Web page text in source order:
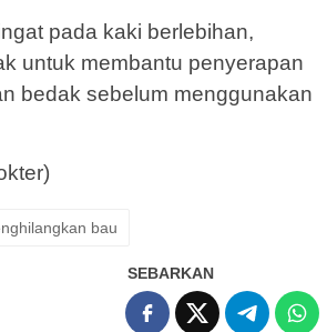
pada kaki berlebihan,
untuk membantu penyerapan
bedak sebelum menggunakan
bau
SEBARKAN